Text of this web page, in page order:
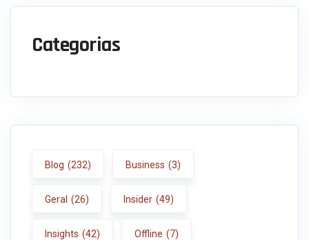
Categorias
Blog (232) Business (3)
Geral (26) Insider (49)
Insights (42) Offline (7)